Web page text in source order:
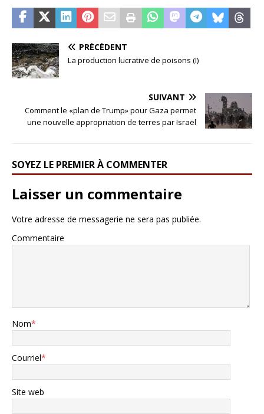
PRÉCÉDENT
La production lucrative de poisons (I)
SUIVANT
Comment le «plan de Trump» pour Gaza permet
une nouvelle appropriation de terres par Israël
SOYEZ LE PREMIER À COMMENTER
Laisser un commentaire
Votre adresse de messagerie ne sera pas publiée.
Commentaire
Nom*
Courriel*
Site web